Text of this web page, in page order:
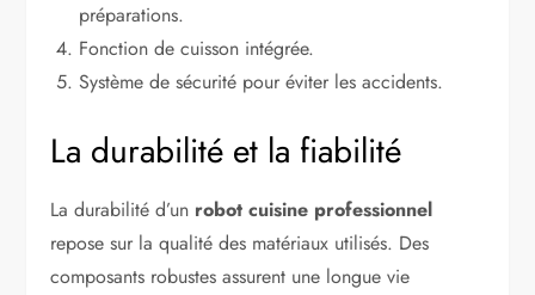
préparations.
Fonction de cuisson intégrée.
Système de sécurité pour éviter les accidents.
La durabilité et la fiabilité
La durabilité d’un robot cuisine professionnel
repose sur la qualité des matériaux utilisés. Des
composants robustes assurent une longue vie